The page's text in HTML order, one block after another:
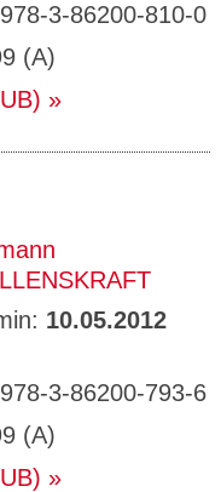
3-86200-810-0
(A)
10.05.2012
3-86200-793-6
(A)